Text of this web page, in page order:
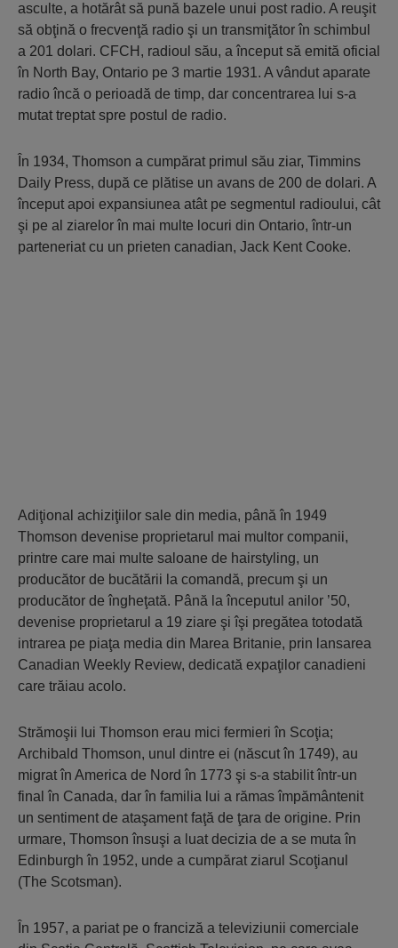
asculte, a hotărât să pună bazele unui post radio. A reuşit
să obţină o frecvenţă radio şi un transmiţător în schimbul
a 201 dolari. CFCH, radioul său, a început să emită oficial
în North Bay, Ontario pe 3 martie 1931. A vândut aparate
radio încă o perioadă de timp, dar concentrarea lui s-a
mutat treptat spre postul de radio.
În 1934, Thomson a cumpărat primul său ziar, Timmins
Daily Press, după ce plătise un avans de 200 de dolari. A
început apoi expansiunea atât pe segmentul radioului, cât
şi pe al ziarelor în mai multe locuri din Ontario, într-un
parteneriat cu un prieten canadian, Jack Kent Cooke.
Adiţional achiziţiilor sale din media, până în 1949
Thomson devenise proprietarul mai multor companii,
printre care mai multe saloane de hairstyling, un
producător de bucătării la comandă, precum şi un
producător de îngheţată. Până la începutul anilor ’50,
devenise proprietarul a 19 ziare şi îşi pregătea totodată
intrarea pe piaţa media din Marea Britanie, prin lansarea
Canadian Weekly Review, dedicată expaţilor canadieni
care trăiau acolo.
Strămoşii lui Thomson erau mici fermieri în Scoţia;
Archibald Thomson, unul dintre ei (născut în 1749), au
migrat în America de Nord în 1773 şi s-a stabilit într-un
final în Canada, dar în familia lui a rămas împământenit
un sentiment de ataşament faţă de ţara de origine. Prin
urmare, Thomson însuşi a luat decizia de a se muta în
Edinburgh în 1952, unde a cumpărat ziarul Scoţianul
(The Scotsman).
În 1957, a pariat pe o franciză a televiziunii comerciale